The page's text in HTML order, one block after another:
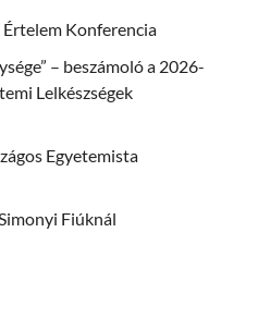
Konferencia
– beszámoló a 2026-
Lelkészségek
Egyetemista
Fiúknál